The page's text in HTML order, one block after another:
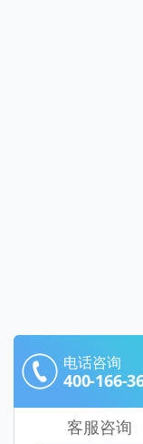
电话咨询
400-166-
客服咨询